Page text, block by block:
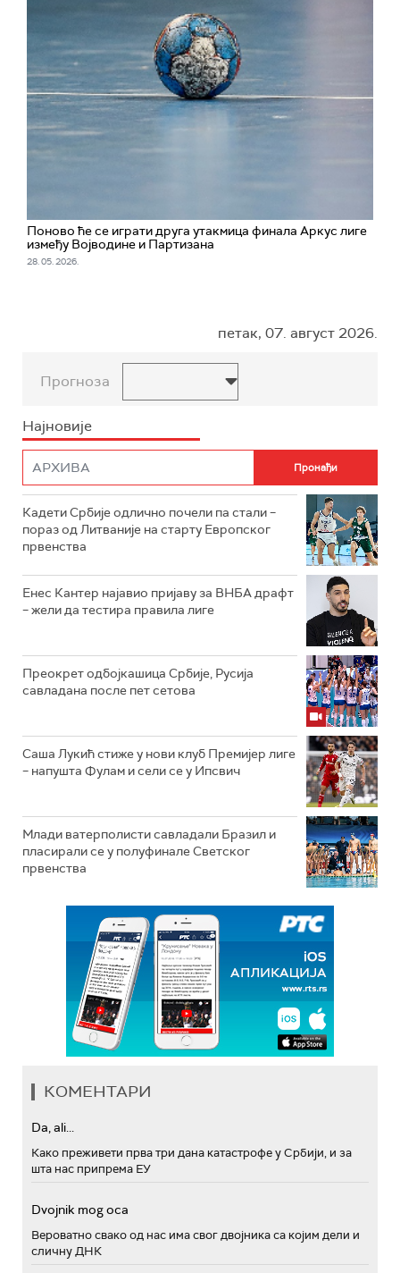
Поново ће се играти друга утакмица финала Аркус лиге
између Војводине и Партизана
28. 05. 2026.
петак, 07. август 2026.
Прогноза
Најновије
Кадети Србије одлично почели па стали –
пораз од Литваније на старту Европског
првенства
Енес Кантер најавио пријаву за ВНБА драфт
– жели да тестира правила лиге
Преокрет одбојкашица Србије, Русија
савладана после пет сетова
Саша Лукић стиже у нови клуб Премијер лиге
– напушта Фулам и сели се у Ипсвич
Млади ватерполисти савладали Бразил и
пласирали се у полуфинале Светског
првенства
КОМЕНТАРИ
Da, ali...
Како преживети прва три дана катастрофе у Србији, и за
шта нас припрема ЕУ
Dvojnik mog oca
Вероватно свако од нас има свог двојника са којим дели и
сличну ДНК